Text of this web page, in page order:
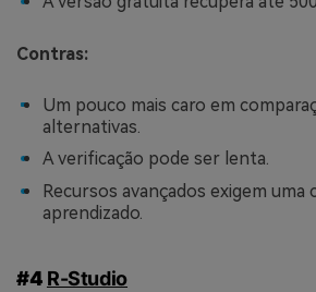
Contras:
Um pouco mais caro em
alternativas.
A verificação pode ser lenta.
Recursos avançados exigem uma
aprendizado.
#4 R-Studio